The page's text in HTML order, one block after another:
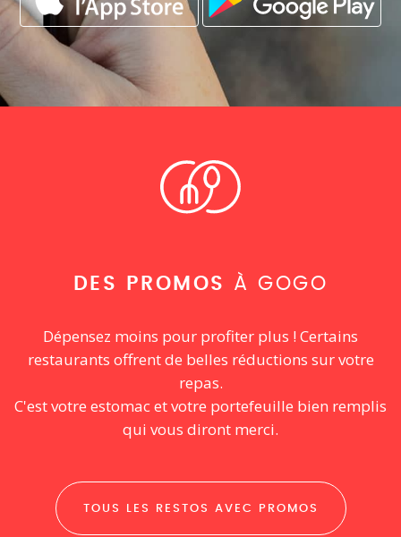
DES PROMOS À GOGO
Dépensez moins pour profiter plus ! Certains
restaurants offrent de belles réductions sur votre
repas.
C'est votre estomac et votre portefeuille bien remplis
qui vous diront merci.
TOUS LES RESTOS AVEC PROMOS